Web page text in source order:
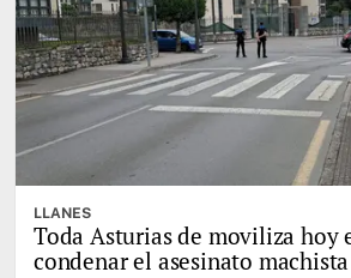
LLANES
Toda Asturias de moviliza hoy
condenar el asesinato